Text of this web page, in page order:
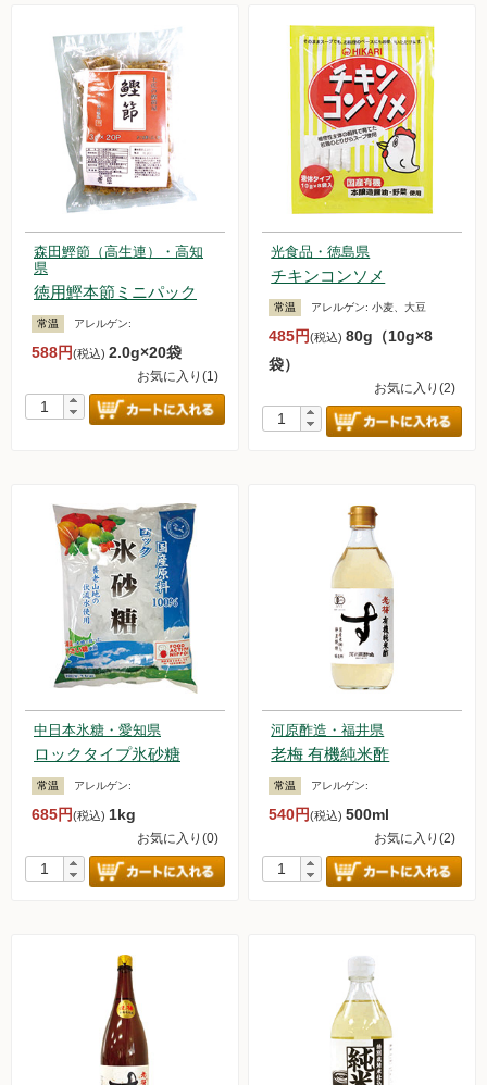
森田鰹節（高生連）・高知
県
徳用鰹本節ミニパック
常温 アレルゲン:
588円(税込) 2.0g×20袋
お気に入り(1)
光食品・徳島県
チキンコンソメ
常温 アレルゲン:小麦、大豆
485円(税込)80g（10g×8
袋）
お気に入り(2)
中日本氷糖・愛知県
ロックタイプ氷砂糖
常温 アレルゲン:
685円(税込) 1kg
お気に入り(0)
河原酢造・福井県
老梅 有機純米酢
常温 アレルゲン:
540円(税込)500ml
お気に入り(2)